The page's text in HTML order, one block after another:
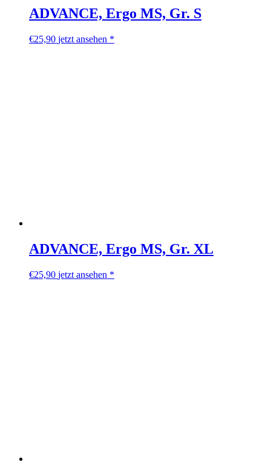
ADVANCE, Ergo MS, Gr. S
€25,90 jetzt ansehen *
ADVANCE, Ergo MS, Gr. XL
€25,90 jetzt ansehen *